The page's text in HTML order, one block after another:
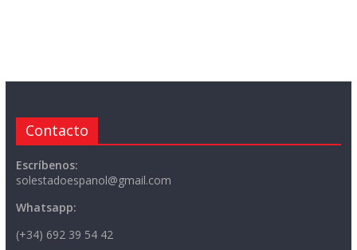
Contacto
Escríbenos:
solestadoespanol@gmail.com
Whatsapp:
(+34) 692 39 54 42